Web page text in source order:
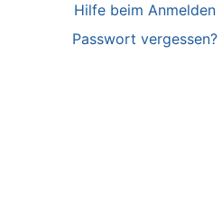
Hilfe beim Anmelden
Passwort vergessen?